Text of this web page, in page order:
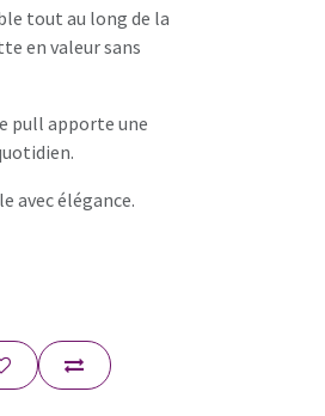
tout au long de la
en valeur sans
pull apporte une
avec élégance.